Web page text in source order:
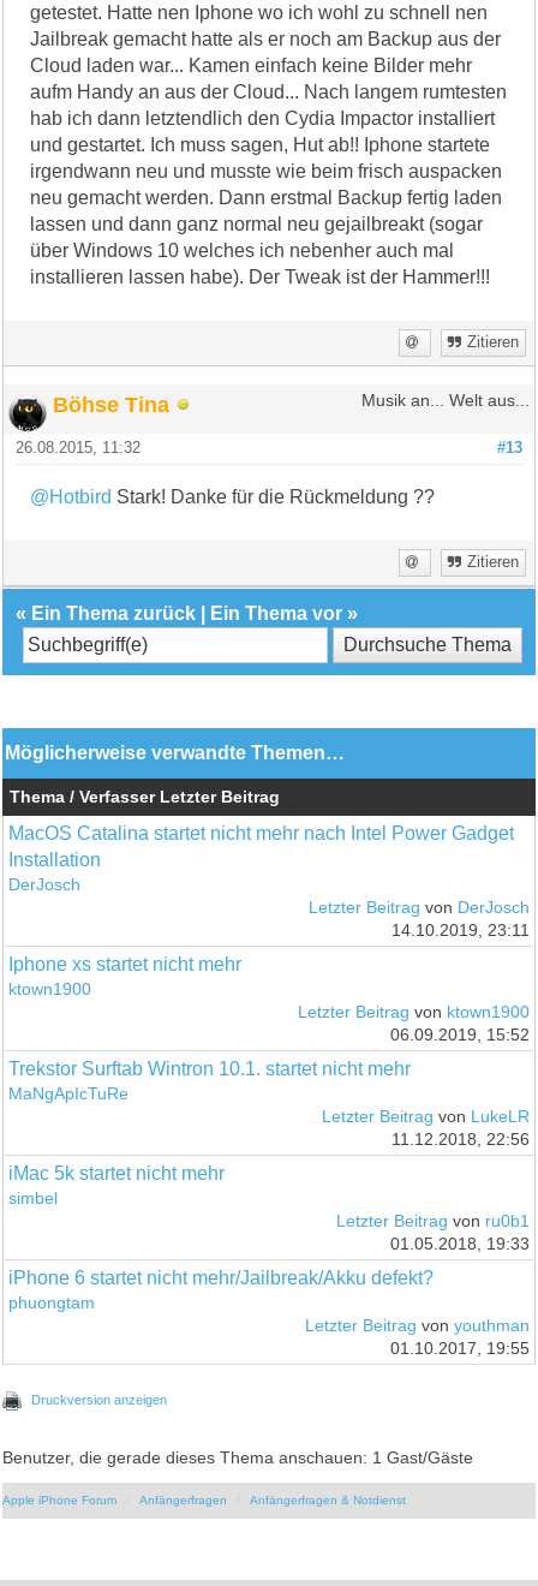
getestet. Hatte nen Iphone wo ich wohl zu schnell nen
Jailbreak gemacht hatte als er noch am Backup aus der
Cloud laden war... Kamen einfach keine Bilder mehr
aufm Handy an aus der Cloud... Nach langem rumtesten
hab ich dann letztendlich den Cydia Impactor installiert
und gestartet. Ich muss sagen, Hut ab!! Iphone startete
irgendwann neu und musste wie beim frisch auspacken
neu gemacht werden. Dann erstmal Backup fertig laden
lassen und dann ganz normal neu gejailbreakt (sogar
über Windows 10 welches ich nebenher auch mal
installieren lassen habe). Der Tweak ist der Hammer!!!
Zitieren
Böhse Tina Musik an... Welt aus...
#13
26.08.2015, 11:32
@Hotbird Stark! Danke für die Rückmeldung ??
Zitieren
« Ein Thema zurück Ein Thema vor »
Möglicherweise verwandte Themen…
Thema / Verfasser Letzter Beitrag
MacOS Catalina startet nicht mehr nach Intel Power Gadget
Installation
DerJosch
Letzter Beitrag von DerJosch
14.10.2019, 23:11
Iphone xs startet nicht mehr
ktown1900
Letzter Beitrag von ktown1900
06.09.2019, 15:52
Trekstor Surftab Wintron 10.1. startet nicht mehr
MaNgApIcTuRe
Letzter Beitrag von LukeLR
11.12.2018, 22:56
iMac 5k startet nicht mehr
simbel
Letzter Beitrag von ru0b1
01.05.2018, 19:33
iPhone 6 startet nicht mehr/Jailbreak/Akku defekt?
phuongtam
Letzter Beitrag von youthman
01.10.2017, 19:55
Druckversion anzeigen
Benutzer, die gerade dieses Thema anschauen: 1 Gast/Gäste
Apple iPhone Forum Anfängerfragen Anfängerfragen & Notdienst